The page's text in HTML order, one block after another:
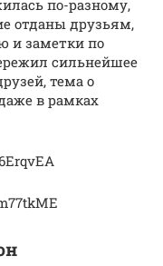
по-разному,
отданы друзьям,
и заметки по
сильнейшее
тема о
в рамках